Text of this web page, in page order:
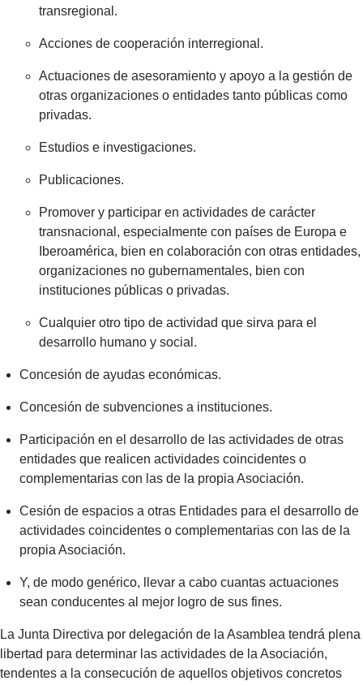
transregional.
Acciones de cooperación interregional.
Actuaciones de asesoramiento y apoyo a la gestión de
otras organizaciones o entidades tanto públicas como
privadas.
Estudios e investigaciones.
Publicaciones.
Promover y participar en actividades de carácter
transnacional, especialmente con países de Europa e
Iberoamérica, bien en colaboración con otras entidades,
organizaciones no gubernamentales, bien con
instituciones públicas o privadas.
Cualquier otro tipo de actividad que sirva para el
desarrollo humano y social.
Concesión de ayudas económicas.
Concesión de subvenciones a instituciones.
Participación en el desarrollo de las actividades de otras
entidades que realicen actividades coincidentes o
complementarias con las de la propia Asociación.
Cesión de espacios a otras Entidades para el desarrollo de
actividades coincidentes o complementarias con las de la
propia Asociación.
Y, de modo genérico, llevar a cabo cuantas actuaciones
sean conducentes al mejor logro de sus fines.
La Junta Directiva por delegación de la Asamblea tendrá plena
libertad para determinar las actividades de la Asociación,
tendentes a la consecución de aquellos objetivos concretos